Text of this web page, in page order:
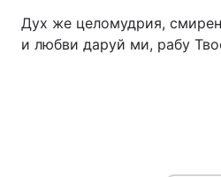
Дух же целомудрия,
и любви даруй ми, рабу